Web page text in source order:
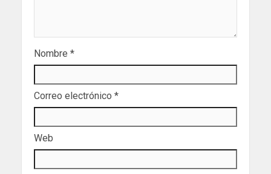
Nombre *
Correo electrónico *
Web